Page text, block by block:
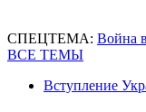
СПЕЦТЕМА: Война
ВСЕ ТЕМЫ
Вступление